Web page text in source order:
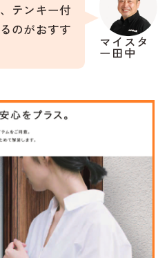
マイスタ
ー田中
テンキー付
のがおすす